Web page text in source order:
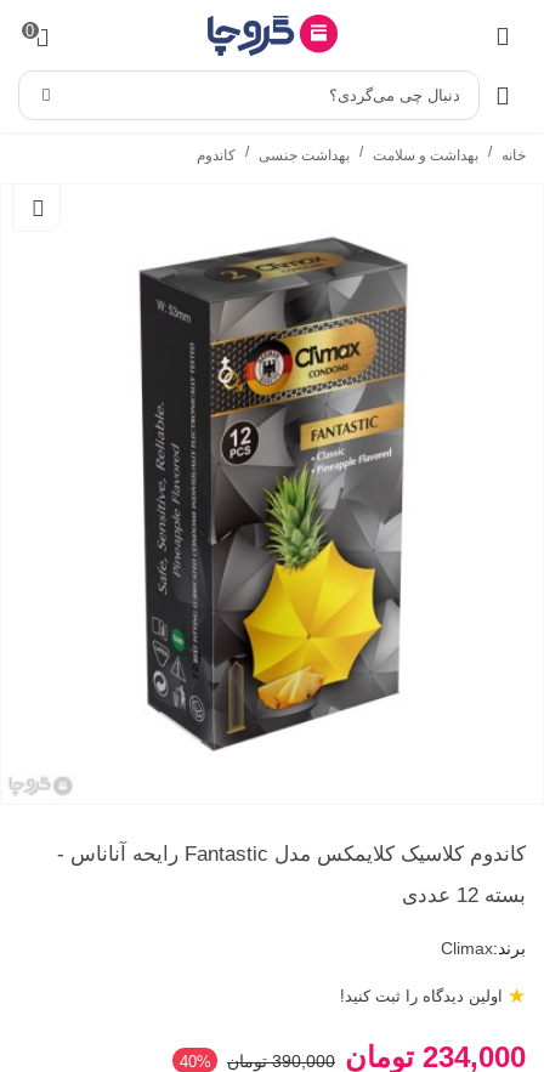
0
دنبال چی می‌گردی؟
خانه / بهداشت و سلامت / بهداشت جنسی / کاندوم
کاندوم کلاسیک کلایمکس مدل Fantastic رایحه آناناس -
بسته 12 عددی
برند:Climax
اولین دیدگاه را ثبت کنید! ★
234,000 تومان 390,000 تومان ‎40%